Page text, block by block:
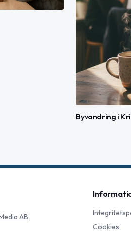
Byvandring i
AB
Cookies